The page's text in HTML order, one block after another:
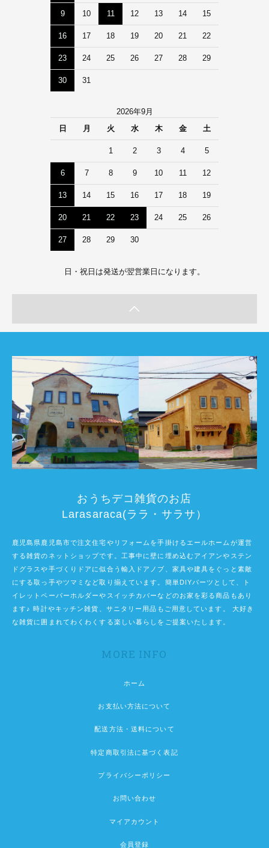
9 10 11 12 13 14 15
16 17 18 19 20 21 22
23 24 25 26 27 28 29
30 31
2026年9月
日
月 火 水 木 金 土
1 2 3 4 5
6 7 8 9 10 11 12
13 14 15 16 17 18 19
20 21 22 23 24 25 26
27 28 29 30
日・祝日は発送が翌営業日になります。
おうちデコ雑貨のお店
Larasaraca(ララ・サラサ）
鹿児島県鹿児島市で注文住宅やリフォームを手掛けるエールホームが運営
する雑貨のネットショップです。工事中に壁に埋め込むアイアンやステン
ドグラスや手づくりドアに似合う輸入ドアノブ、家具や建具をぐっと素敵
にする取っ手やツマミなど取り揃えています。簡単DIYパーツとして、ト
イレットペーパーホルダーやスイッチカバーなどのお家を彩る商品もあり
ます♪ 時計やキッチン雑貨、サニタリー用品もご用意しています。 大好き
な雑貨に囲まれてわくわくする楽しい暮らしをご提案いたします。
MORE INFO
ホーム
お支払い方法について
配送方法・送料について
特定商取引法に基づく表記
プライバシーポリシー
お問い合わせ
マイアカウント
会員登録